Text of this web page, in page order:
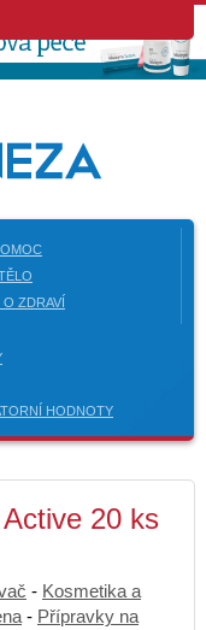
ZDRAVÍ
HODNOTY
20 ks
- Kosmetika a
- Přípravky na